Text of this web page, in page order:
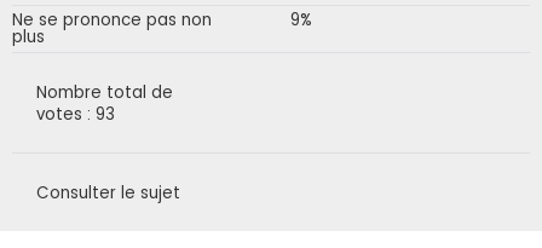
Ne se prononce pas non
plus
9%
Nombre total de
votes : 93
Consulter le sujet